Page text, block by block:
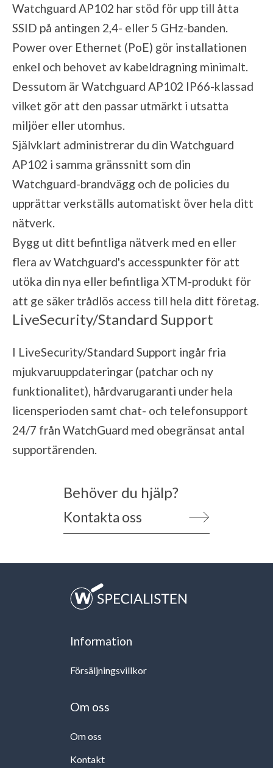
Watchguard AP102 har stöd för upp till åtta
SSID på antingen 2,4- eller 5 GHz-banden.
Power over Ethernet (PoE) gör installationen
enkel och behovet av kabeldragning minimalt.
Dessutom är Watchguard AP102 IP66-klassad
vilket gör att den passar utmärkt i utsatta
miljöer eller utomhus.
Självklart administrerar du din Watchguard
AP102 i samma gränssnitt som din
Watchguard-brandvägg och de policies du
upprättar verkställs automatiskt över hela ditt
nätverk.
Bygg ut ditt befintliga nätverk med en eller
flera av Watchguard's accesspunkter för att
utöka din nya eller befintliga XTM-produkt för
att ge säker trådlös access till hela ditt företag.
LiveSecurity/Standard Support
I LiveSecurity/Standard Support ingår fria
mjukvaruuppdateringar (patchar och ny
funktionalitet), hårdvarugaranti under hela
licensperioden samt chat- och telefonsupport
24/7 från WatchGuard med obegränsat antal
supportärenden.
Behöver du hjälp?
Kontakta oss
Information
Försäljningsvillkor
Om oss
Om oss
Kontakt